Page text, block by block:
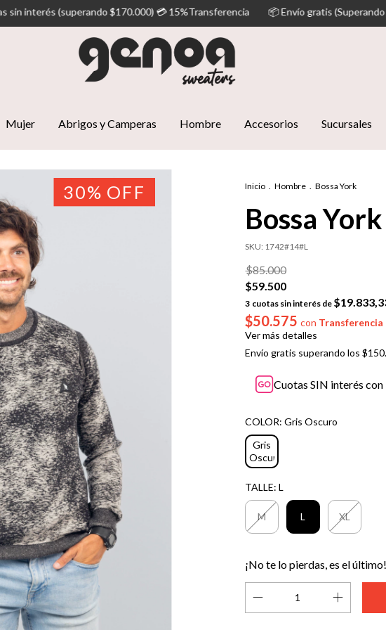
💳 15%Transferencia 📦 Envío gratis (Superando los $150.000) 💳 3
Mujer Abrigos y Camperas Hombre Accesorios Sucursales
30% OFF Inicio . Hombre . Bossa York
Bossa York
SKU: 1742#14#L
$59.500
$85.000
$50.575 con
Cuotas SIN interés con
3 cuotas sin interés de
Ver más detalles
Envío gratis superando los
COLOR: Gris Oscuro
Gris
Oscuro
TALLE: L
M L XL
¡No te lo pierdas, es el último!